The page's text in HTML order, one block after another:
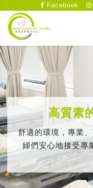
Facebook
高質素
舒適的環境，專業
婦們安心地接受專